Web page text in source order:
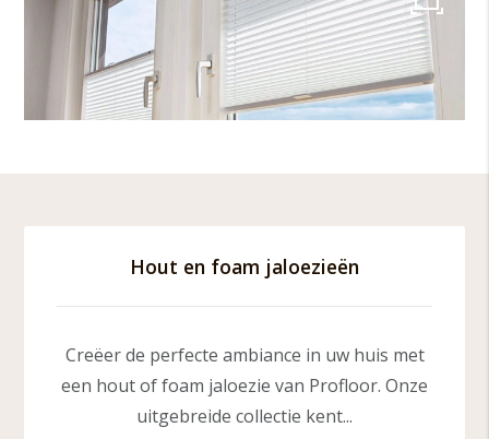
Hout en foam jaloezieën
Creëer de perfecte ambiance in uw huis met
een hout of foam jaloezie van Profloor. Onze
uitgebreide collectie kent...